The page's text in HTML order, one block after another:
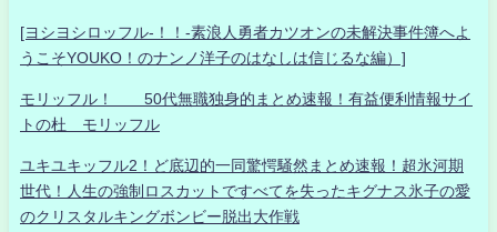
[ヨシヨシロッフル-！！-素浪人勇者カツオンの未解決事件簿へよ
うこそYOUKO！のナンノ洋子のはなしは信じるな編）]
モリッフル！ 50代無職独身的まとめ速報！有益便利情報サイ
トの杜 モリッフル
ユキユキッフル2！ど底辺的一同驚愕騒然まとめ速報！超氷河期
世代！人生の強制ロスカットですべてを失ったキグナス氷子の愛
のクリスタルキングボンビー脱出大作戦